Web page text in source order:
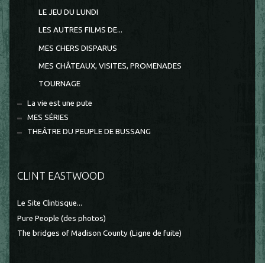
LE JEU DU LUNDI
LES AUTRES FILMS DE...
MES CHERS DISPARUS
MES CHÂTEAUX, VISITES, PROMENADES
TOURNAGE
La vie est une pute
MES SÉRIES
THEÂTRE DU PEUPLE DE BUSSANG
CLINT EASTWOOD
Le Site Clintisque...
Pure People (des photos)
The bridges of Madison County (Ligne de fuite)